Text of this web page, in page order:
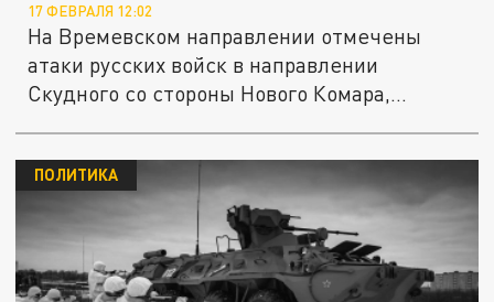
17 ФЕВРАЛЯ 12:02
На Времевском направлении отмечены
атаки русских войск в направлении
Скудного со стороны Нового Комара,
ПОЛИТИКА